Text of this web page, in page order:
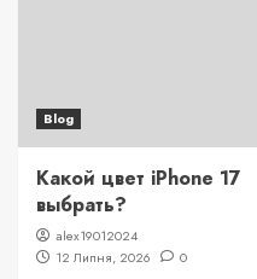
Blog
Какой цвет iPhone 17
выбрать?
alex19012024
12 Липня, 2026
0